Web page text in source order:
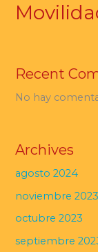
Recent
No hay
Archives
agosto 2024
noviembre 2023
octubre 2023
septiembre